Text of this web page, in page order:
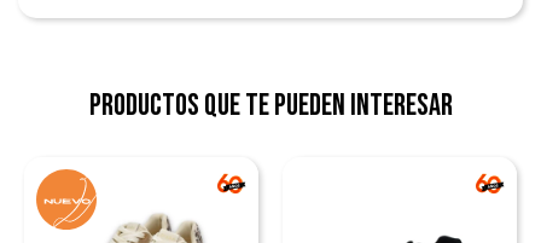
Productos que te pueden interesar